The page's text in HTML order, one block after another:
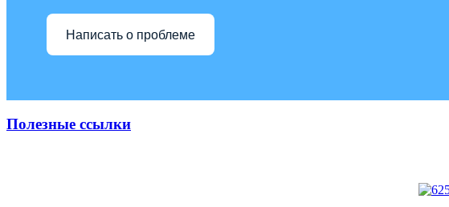
Написать о проблеме
Полезные ссылки